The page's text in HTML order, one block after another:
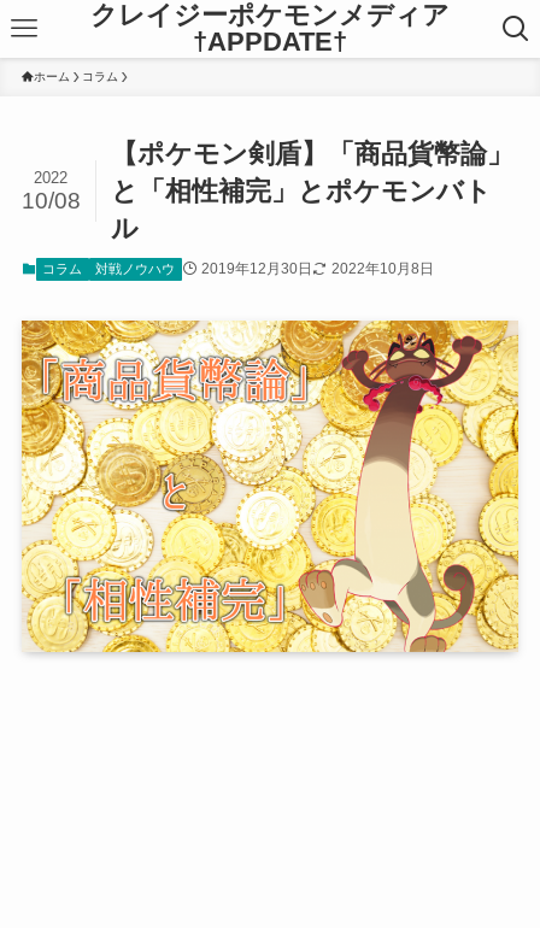
クレイジーポケモンメディア
†APPDATE†
ホーム コラム
【ポケモン剣盾】「商品貨幣論」
と「相性補完」とポケモンバト
ル
2022
10/08
コラム 対戦ノウハウ 2019年12月30日 2022年10月8日